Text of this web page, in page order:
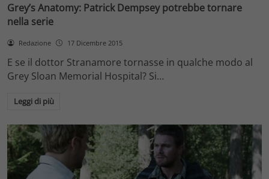
Grey’s Anatomy: Patrick Dempsey potrebbe tornare
nella serie
Redazione 17 Dicembre 2015
E se il dottor Stranamore tornasse in qualche modo al
Grey Sloan Memorial Hospital? Si…
Leggi di più